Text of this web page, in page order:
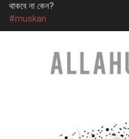
থাকবে না কেন?
#muskan